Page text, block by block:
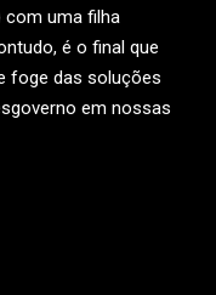
com uma filha
é o final que
foge das soluções
em nossas